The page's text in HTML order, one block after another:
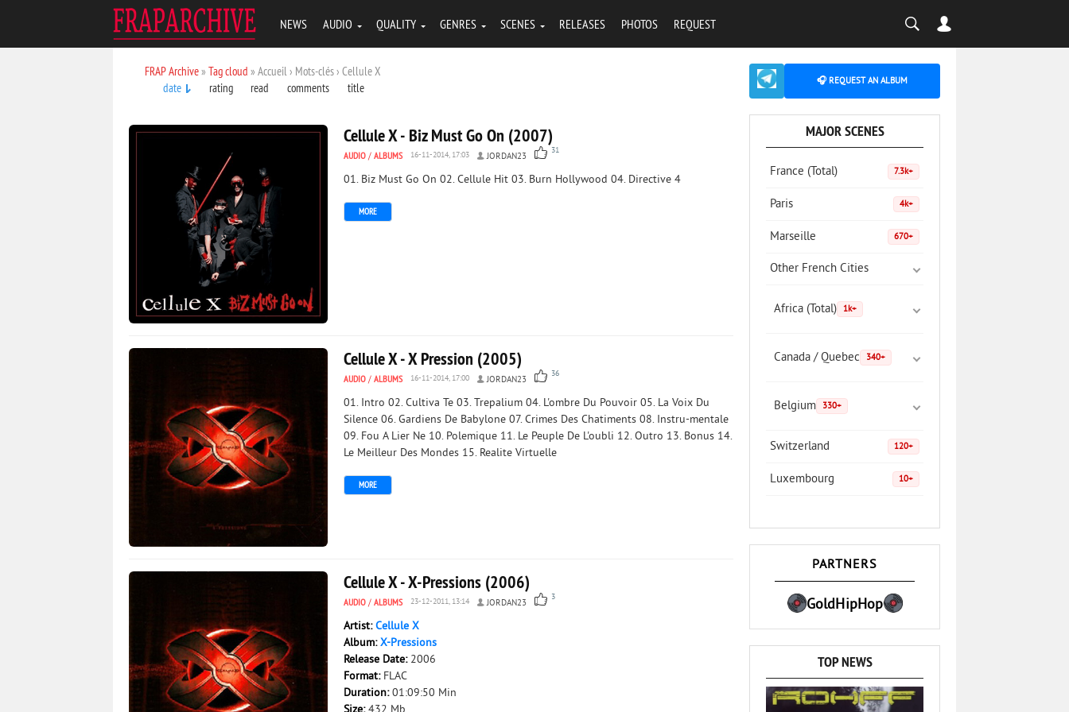
NEWS AUDIO QUALITY GENRES SCENES RELEASES PHOTOS REQUEST
FRAP Archive» Tag cloud » Accueil › Mots-clés › Cellule X
date
rating read comments title
Cellule X - Biz Must Go On (2007)
AUDIO / ALBUMS 16-11-2014, 17:03 JORDAN23
31
01. Biz Must Go On 02. Cellule Hit 03. Burn Hollywood 04. Directive 4
MORE
Cellule X - X Pression (2005)
AUDIO / ALBUMS 16-11-2014, 17:00 JORDAN23
36
01. Intro 02. Cultiva Te 03. Trepalium 04. L'ombre Du Pouvoir 05. La Voix Du
Silence 06. Gardiens De Babylone 07. Crimes Des Chatiments 08. Instru-mentale
09. Fou A Lier Ne 10. Polemique 11. Le Peuple De L'oubli 12. Outro 13. Bonus 14.
Le Meilleur Des Mondes 15. Realite Virtuelle
MORE
Cellule X - X-Pressions (2006)
AUDIO / ALBUMS 23-12-2011, 13:14 JORDAN23
3
Artist:Cellule X
Album:X-Pressions
Release Date: 2006
Format: FLAC
Duration:01:09:50 Min
🎧 REQUEST AN ALBUM
MAJOR SCENES
France (Total) 7.3k+
Paris 4k+
Marseille 670+
Other French Cities
Africa (Total) 1k+
Canada / Quebec 340+
Belgium 330+
Switzerland 120+
Luxembourg 10+
PARTNERS
GoldHipHop
TOP NEWS